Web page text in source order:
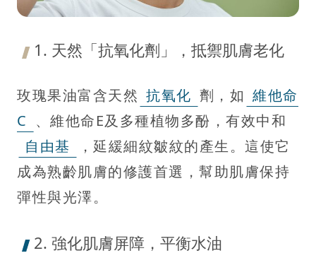
1. 天然「抗氧化劑」，抵禦肌膚老化
玫瑰果油富含天然 抗氧化 劑，如 維他命
C 、維他命E及多種植物多酚，有效中和
自由基
，延緩細紋皺紋的產生。這使它
成為熟齡肌膚的修護首選，幫助肌膚保持
彈性與光澤。
2. 強化肌膚屏障，平衡水油